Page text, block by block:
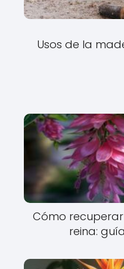
Usos de la
Cómo
reina: